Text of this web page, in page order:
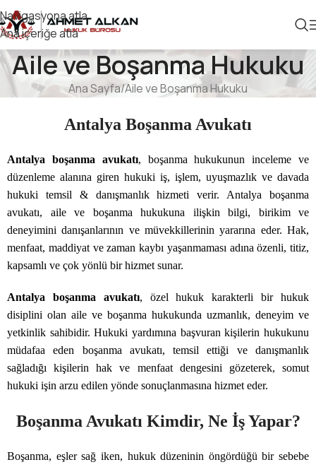
Navigasyona atla
Ana içeriğe atla
Aile ve Boşanma Hukuku
Ana Sayfa Aile ve Boşanma Hukuku
Antalya Boşanma Avukatı
Antalya boşanma avukatı, boşanma hukukunun inceleme ve
düzenleme alanına giren hukuki iş, işlem, uyuşmazlık ve davada
hukuki temsil & danışmanlık hizmeti verir. Antalya boşanma
avukatı, aile ve boşanma hukukuna ilişkin bilgi, birikim ve
deneyimini danışanlarının ve müvekkillerinin yararına eder. Hak,
menfaat, maddiyat ve zaman kaybı yaşanmaması adına özenli, titiz,
kapsamlı ve çok yönlü bir hizmet sunar.
Antalya boşanma avukatı, özel hukuk karakterli bir hukuk
disiplini olan aile ve boşanma hukukunda uzmanlık, deneyim ve
yetkinlik sahibidir. Hukuki yardımına başvuran kişilerin hukukunu
müdafaa eden boşanma avukatı, temsil ettiği ve danışmanlık
sağladığı kişilerin hak ve menfaat dengesini gözeterek, somut
hukuki işin arzu edilen yönde sonuçlanmasına hizmet eder.
Boşanma Avukatı Kimdir, Ne İş Yapar?
Boşanma, eşler sağ iken, hukuk düzeninin öngördüğü bir sebebe